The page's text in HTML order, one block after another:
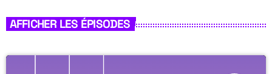
AFFICHER LES ÉPISODES